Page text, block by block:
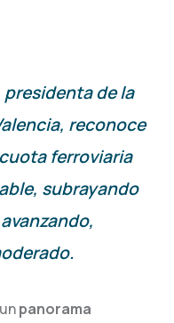
presidenta de la
reconoce
ferroviaria
subrayando
panorama